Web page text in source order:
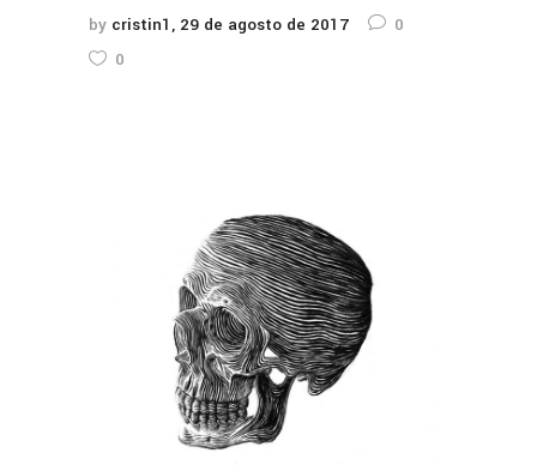
by cristin1 29 de agosto de 2017
0
0